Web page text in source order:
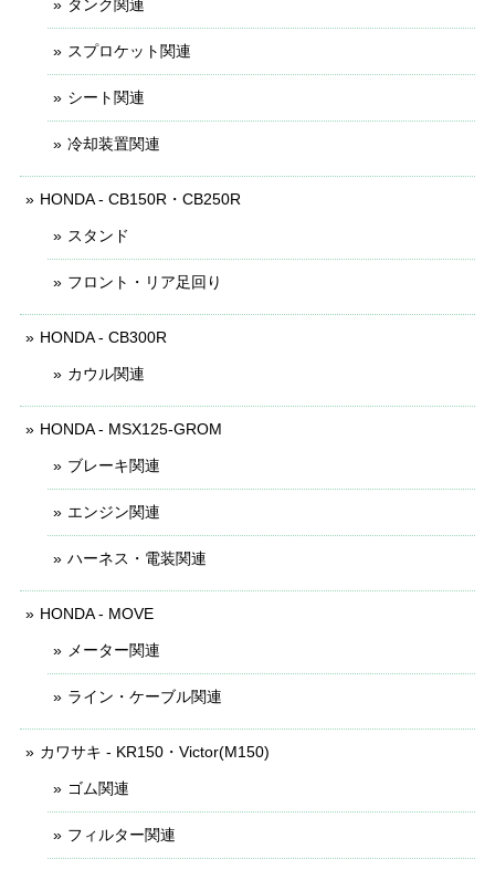
タンク関連
スプロケット関連
シート関連
冷却装置関連
HONDA - CB150R・CB250R
スタンド
フロント・リア足回り
HONDA - CB300R
カウル関連
HONDA - MSX125-GROM
ブレーキ関連
エンジン関連
ハーネス・電装関連
HONDA - MOVE
メーター関連
ライン・ケーブル関連
カワサキ - KR150・Victor(M150)
ゴム関連
フィルター関連